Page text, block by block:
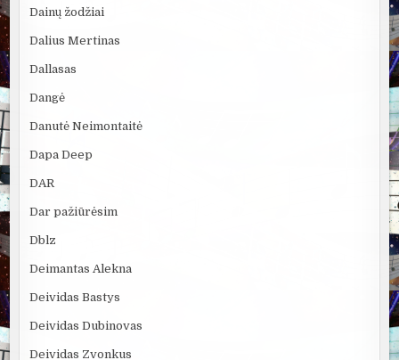
Dainų žodžiai
Dalius Mertinas
Dallasas
Dangė
Danutė Neimontaitė
Dapa Deep
DAR
Dar pažiūrėsim
Dblz
Deimantas Alekna
Deividas Bastys
Deividas Dubinovas
Deividas Zvonkus